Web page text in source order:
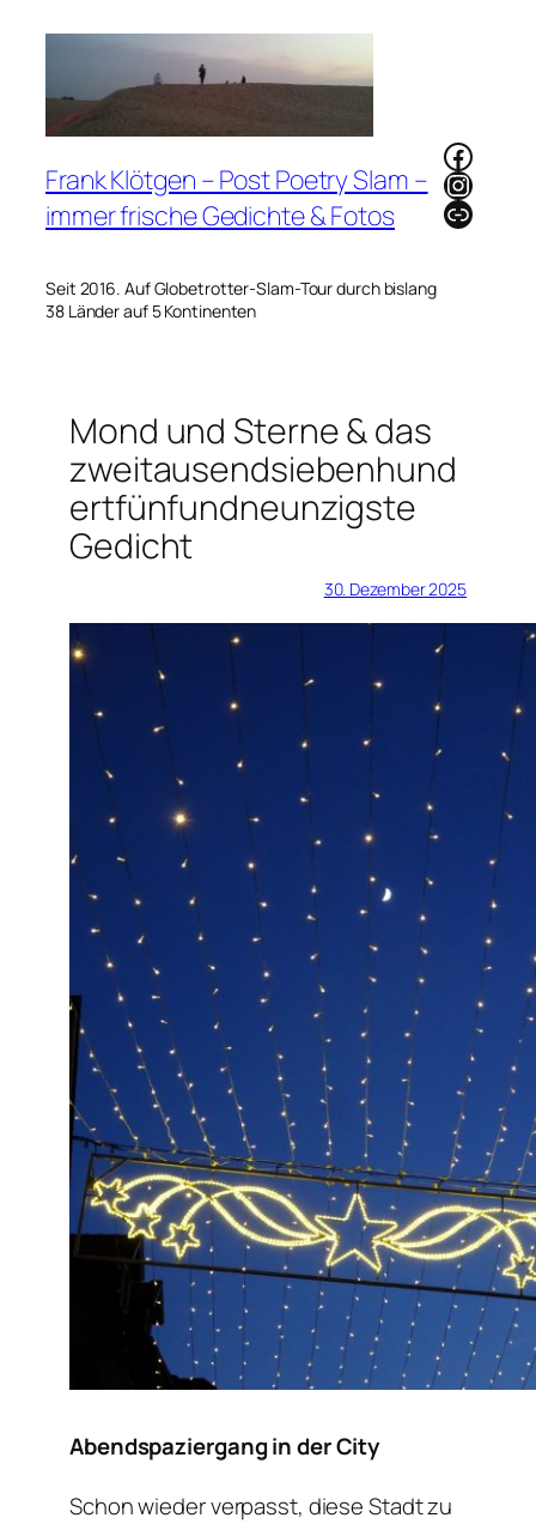
Frank Klötgen – Post Poetry Slam –
immer frische Gedichte & Fotos
Seit 2016. Auf Globetrotter-Slam-Tour durch bislang
38 Länder auf 5 Kontinenten
Link
Mond und Sterne & das
zweitausendsiebenhund
ertfünfundneunzigste
Gedicht
30. Dezember 2025
Abendspaziergang in der City
Schon wieder verpasst, diese Stadt zu